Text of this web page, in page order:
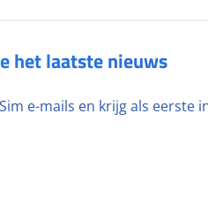
het laatste nieuws
e-mails en krijg als